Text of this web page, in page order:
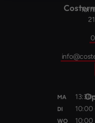
MA 13:30
DI 10:00
WO 10:00